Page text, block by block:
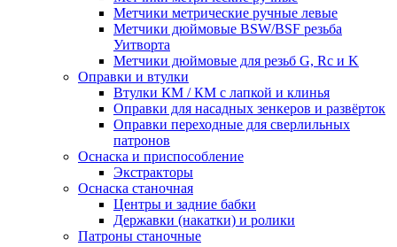
Метчики метрические ручные левые
Метчики дюймовые BSW/BSF резьба
Уитворта
Метчики дюймовые для резьб G, Rc и K
Оправки и втулки
Втулки КМ / КМ с лапкой и клинья
Оправки для насадных зенкеров и развёрток
Оправки переходные для сверлильных
патронов
Оснаска и приспособление
Экстракторы
Оснаска станочная
Центры и задние бабки
Державки (накатки) и ролики
Патроны станочные